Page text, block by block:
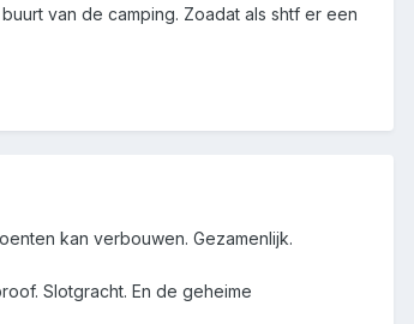
van de camping. Zoadat als shtf er een
kan verbouwen. Gezamenlijk.
Slotgracht. En de geheime